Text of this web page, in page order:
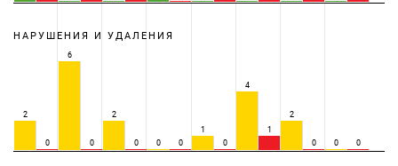
НАРУШЕНИЯ И УДАЛЕНИЯ
2
0
6
0
2
0 0 0
1
0
4
1
2
0 0 0